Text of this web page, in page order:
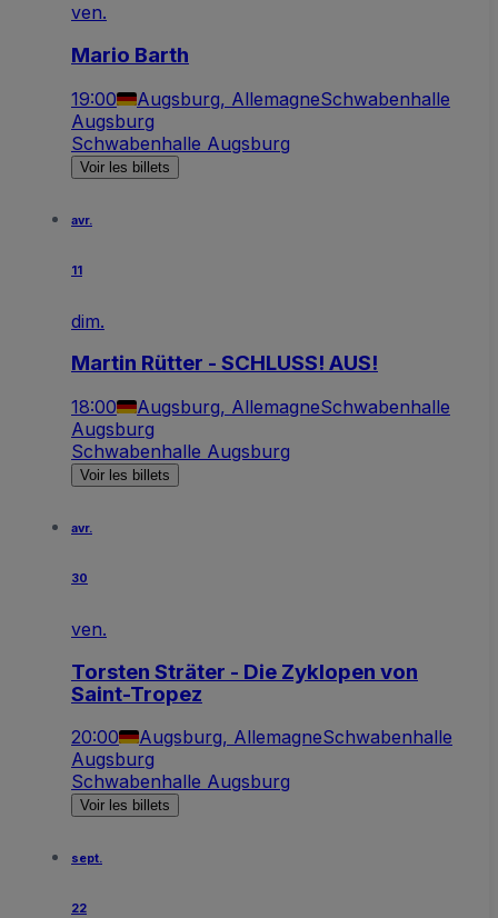
ven.
Mario Barth
19:00 Augsburg, AllemagneSchwabenhalle
Augsburg
Schwabenhalle Augsburg
Voir les billets
avr.
11
dim.
Martin Rütter - SCHLUSS! AUS!
18:00 Augsburg, AllemagneSchwabenhalle
Augsburg
Schwabenhalle Augsburg
Voir les billets
avr.
30
ven.
Torsten Sträter - Die Zyklopen von
Saint-Tropez
20:00 Augsburg, AllemagneSchwabenhalle
Augsburg
Schwabenhalle Augsburg
Voir les billets
sept.
22